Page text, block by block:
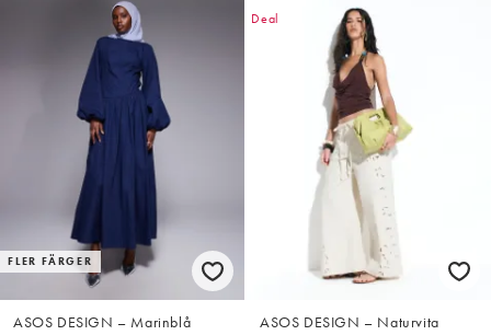
FLER FÄRGER
ASOS DESIGN – Marinblå
Deal
ASOS DESIGN – Naturvita